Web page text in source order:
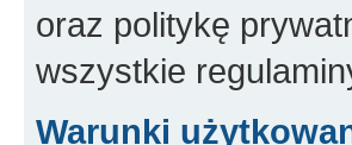
oraz politykę
wszystkie
Warunki